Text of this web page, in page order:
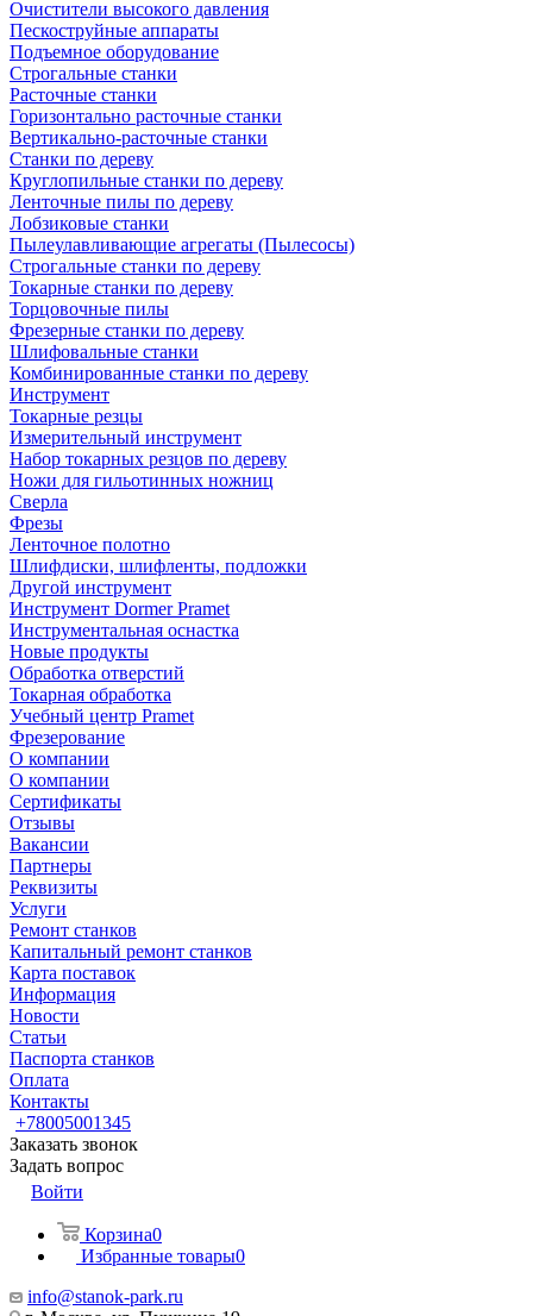
Очистители высокого давления
Пескоструйные аппараты
Подъемное оборудование
Строгальные станки
Расточные станки
Горизонтально расточные станки
Вертикально-расточные станки
Станки по дереву
Круглопильные станки по дереву
Ленточные пилы по дереву
Лобзиковые станки
Пылеулавливающие агрегаты (Пылесосы)
Строгальные станки по дереву
Токарные станки по дереву
Торцовочные пилы
Фрезерные станки по дереву
Шлифовальные станки
Комбинированные станки по дереву
Инструмент
Токарные резцы
Измерительный инструмент
Набор токарных резцов по дереву
Ножи для гильотинных ножниц
Сверла
Фрезы
Ленточное полотно
Шлифдиски, шлифленты, подложки
Другой инструмент
Инструмент Dormer Pramet
Инструментальная оснастка
Новые продукты
Обработка отверстий
Токарная обработка
Учебный центр Pramet
Фрезерование
О компании
О компании
Сертификаты
Отзывы
Вакансии
Партнеры
Реквизиты
Услуги
Ремонт станков
Капитальный ремонт станков
Карта поставок
Информация
Новости
Статьи
Паспорта станков
Оплата
Контакты
+78005001345
Заказать звонок
Задать вопрос
Войти
Корзина0
Избранные товары0
info@stanok-park.ru